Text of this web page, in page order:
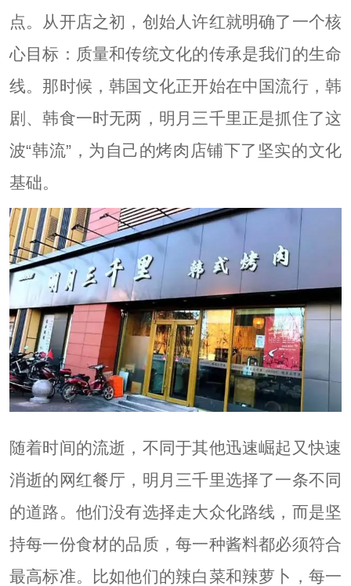
点。从开店之初，创始人许红就明确了一个核
心目标：质量和传统文化的传承是我们的生命
线。那时候，韩国文化正开始在中国流行，韩
剧、韩食一时无两，明月三千里正是抓住了这
波“韩流”，为自己的烤肉店铺下了坚实的文化
基础。
随着时间的流逝，不同于其他迅速崛起又快速
消逝的网红餐厅，明月三千里选择了一条不同
的道路。他们没有选择走大众化路线，而是坚
持每一份食材的品质，每一种酱料都必须符合
最高标准。比如他们的辣白菜和辣萝卜，每一